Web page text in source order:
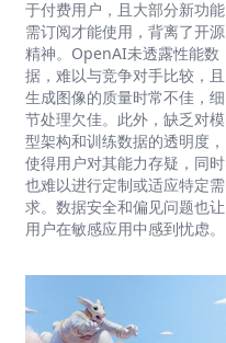
于付费用户，且大部分新功能
需订阅才能使用，背离了开源
精神。OpenAI未透露性能数
据，难以与竞争对手比较，且
生成图像的质量时常不佳，细
节处理欠佳。此外，缺乏对模
型架构和训练数据的透明度，
使得用户对其能力存疑，同时
也难以进行定制或适应特定需
求。数据安全和偏见问题也让
用户在敏感应用中感到忧虑。